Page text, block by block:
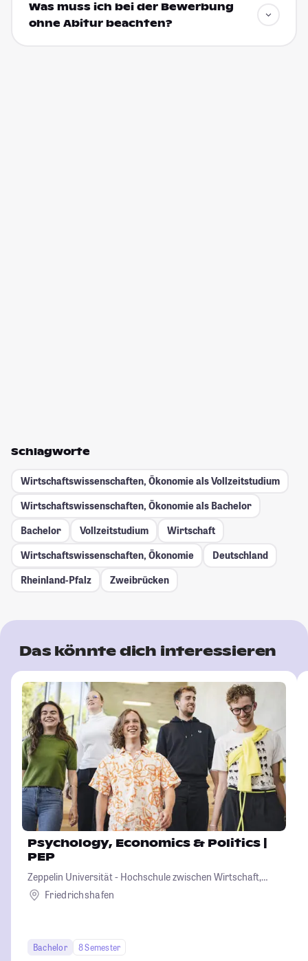
Was muss ich bei der Bewerbung
ohne Abitur beachten?
Schlagworte
Wirtschaftswissenschaften, Ökonomie als Vollzeitstudium
Wirtschaftswissenschaften, Ökonomie als Bachelor
Bachelor
Vollzeitstudium
Wirtschaft
Wirtschaftswissenschaften, Ökonomie
Deutschland
Rheinland-Pfalz
Zweibrücken
Das könnte dich interessieren
Psychology, Economics & Politics |
PEP
Zeppelin Universität - Hochschule zwischen Wirtschaft,
Kultur und Politik
Friedrichshafen
Bachelor
8 Semester